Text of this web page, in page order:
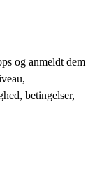
og anmeldt dem
betingelser,